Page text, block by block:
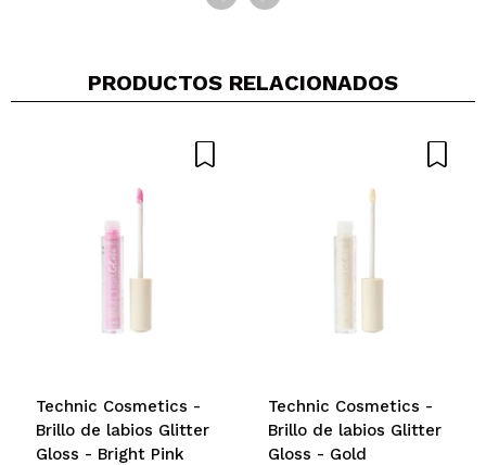
PRODUCTOS RELACIONADOS
Technic Cosmetics -
Brillo de labios Glitter
Gloss - Bright Pink
Technic Cosmetics -
Brillo de labios Glitter
Gloss - Gold